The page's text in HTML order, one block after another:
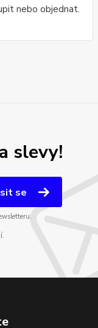
nebo objednat.
slevy!
se